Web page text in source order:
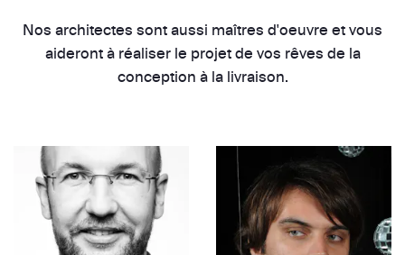
Nos architectes sont aussi maîtres d'oeuvre et vous
aideront à réaliser le projet de vos rêves de la
conception à la livraison.